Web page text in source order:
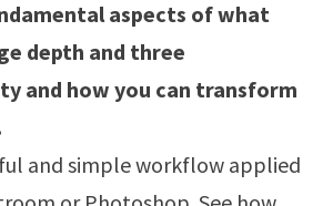
aspects of what
depth and three
and how you can transform
and simple workflow applied